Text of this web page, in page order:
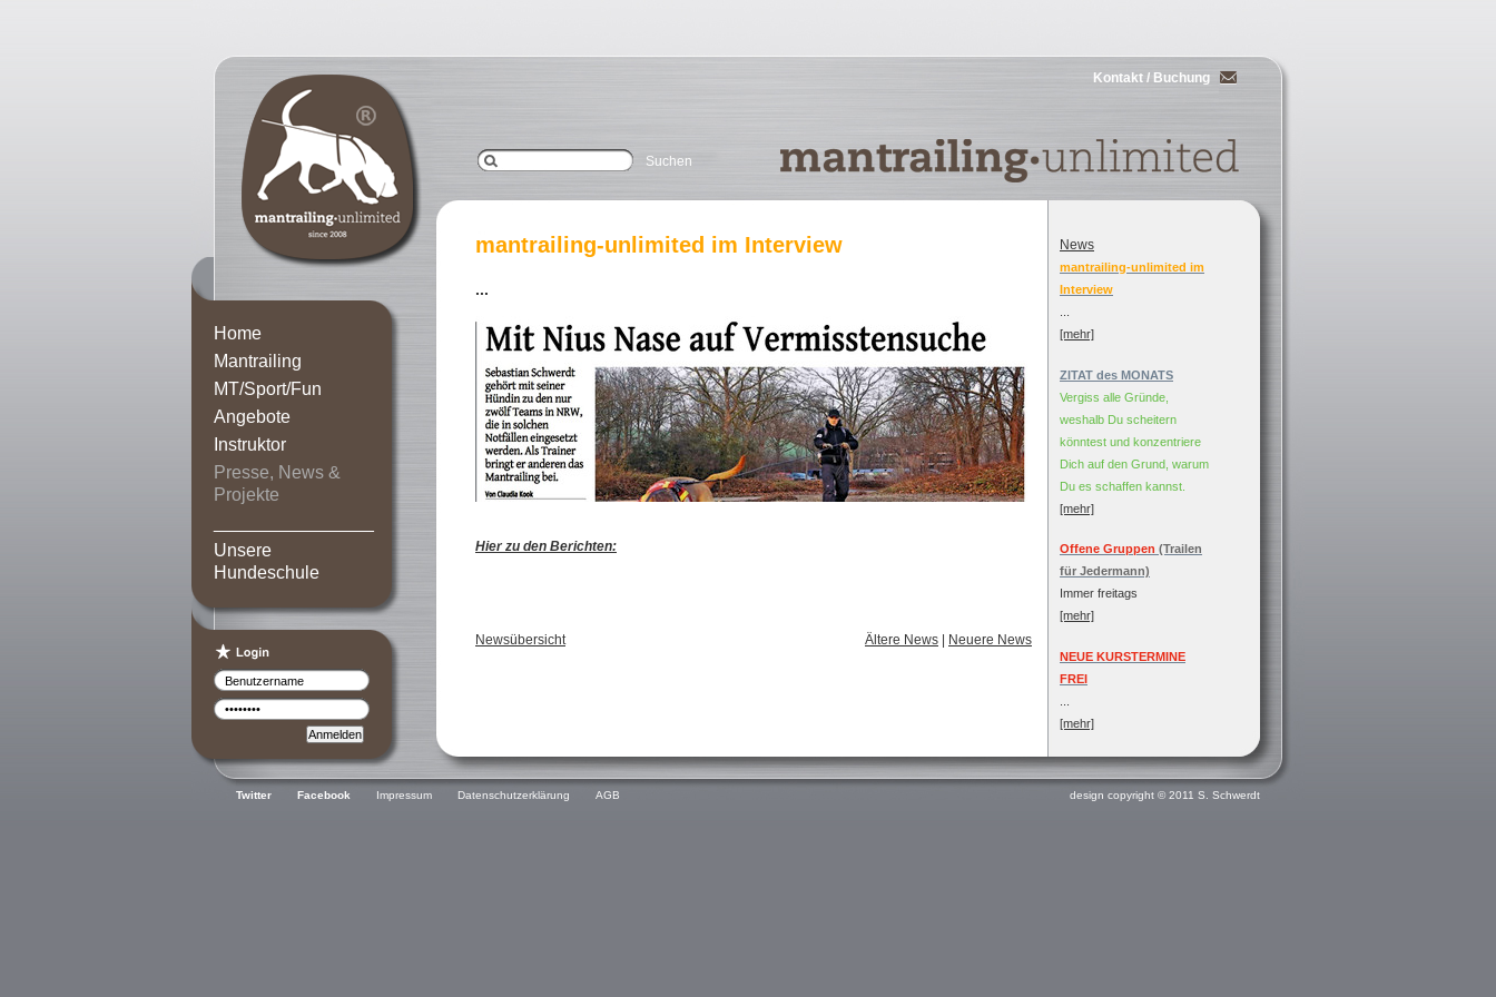
mantrailing-unlimited im Interview
...
Hier zu den Berichten:
Newsübersicht Ältere News Neuere News
News
mantrailing-unlimited im
Interview
[mehr]
ZITAT des MONATS
Vergiss alle Gründe,
weshalb Du scheitern
könntest und konzentriere
Dich auf den Grund, warum
Du es schaffen kannst.
[mehr]
Offene Gruppen (Trailen
für Jedermann)
Immer freitags
[mehr]
NEUE KURSTERMINE
FREI
[mehr]
Das Siegel
BVZ-Hundetrainer
Home
Mantrailing
MT/Sport/Fun
Angebote
Instruktor
Presse, News &
Projekte
Unsere
Hundeschule
Kontakt / Buchung
Suchen
Twitter Facebook Impressum Datenschutzerklärung AGB design copyright © 2011 S. Schwerdt